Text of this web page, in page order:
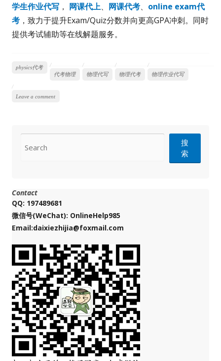
学生作业代写 ， 网课代上、 网课代考、 online exam代
考 ，致力于提升Exam/Quiz分数并向更高GPA冲刺。同时
提供考试辅助等在线解题服务。
physics代考
代考物理
物理代写 物理代考 物理作业代写
Leave a comment
搜
索
Contact
QQ: 197489681
微信号(WeChat): OnlineHelp985
Email:daixiezhijia@foxmail.com